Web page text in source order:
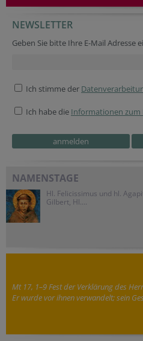
NEWSLETTER
Geben Sie bitte Ihre E-Mail Adresse
Ich stimme der
Ich habe die Informationen zum
NAMENSTAGE
Hl. Felicissimus und hl.
Gilbert, Hl....
Mt 17, 1–9 Fest der Verklärung des
Er wurde vor ihnen verwandelt; sein